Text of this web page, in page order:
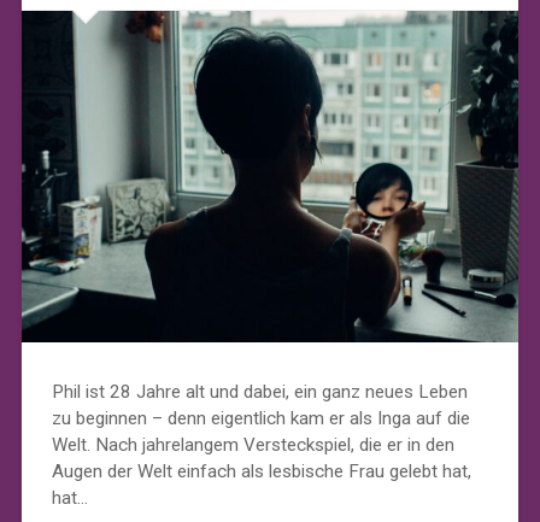
Phil ist 28 Jahre alt und dabei, ein ganz neues Leben
zu beginnen – denn eigentlich kam er als Inga auf die
Welt. Nach jahrelangem Versteckspiel, die er in den
Augen der Welt einfach als lesbische Frau gelebt hat,
hat…